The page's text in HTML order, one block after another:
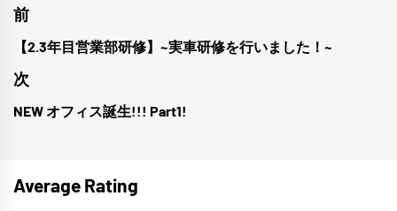
投
稿
ナ
ビ
ー
前
前
の
【2.3年目営業部研修】~実車研修を行いました！~
次
次
稿:
NEW オフィス誕生!!! Part1!
Average Rating